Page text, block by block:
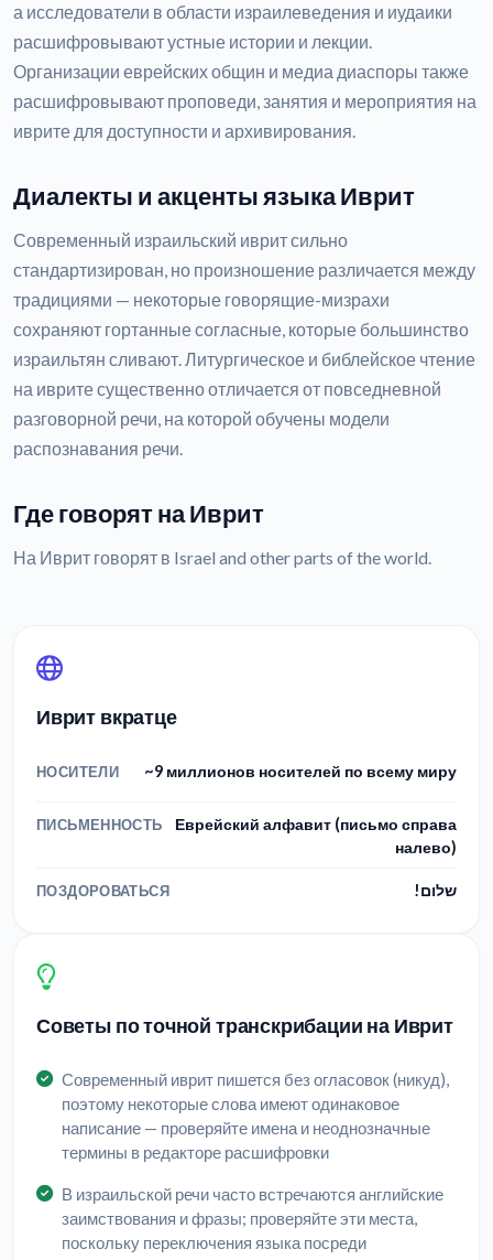
а исследователи в области израилеведения и иудаики
расшифровывают устные истории и лекции.
Организации еврейских общин и медиа диаспоры также
расшифровывают проповеди, занятия и мероприятия на
иврите для доступности и архивирования.
Диалекты и акценты языка Иврит
Современный израильский иврит сильно
стандартизирован, но произношение различается между
традициями — некоторые говорящие-мизрахи
сохраняют гортанные согласные, которые большинство
израильтян сливают. Литургическое и библейское чтение
на иврите существенно отличается от повседневной
разговорной речи, на которой обучены модели
распознавания речи.
Где говорят на Иврит
На Иврит говорят в Israel and other parts of the world.
Иврит вкратце
НОСИТЕЛИ ~9 миллионов носителей по всему миру
ПИСЬМЕННОСТЬ
Еврейский алфавит (письмо справа
налево)
ПОЗДОРОВАТЬСЯ שלום!
Советы по точной транскрибации на Иврит
Современный иврит пишется без огласовок (никуд),
поэтому некоторые слова имеют одинаковое
написание — проверяйте имена и неоднозначные
термины в редакторе расшифровки
В израильской речи часто встречаются английские
заимствования и фразы; проверяйте эти места,
поскольку переключения языка посреди